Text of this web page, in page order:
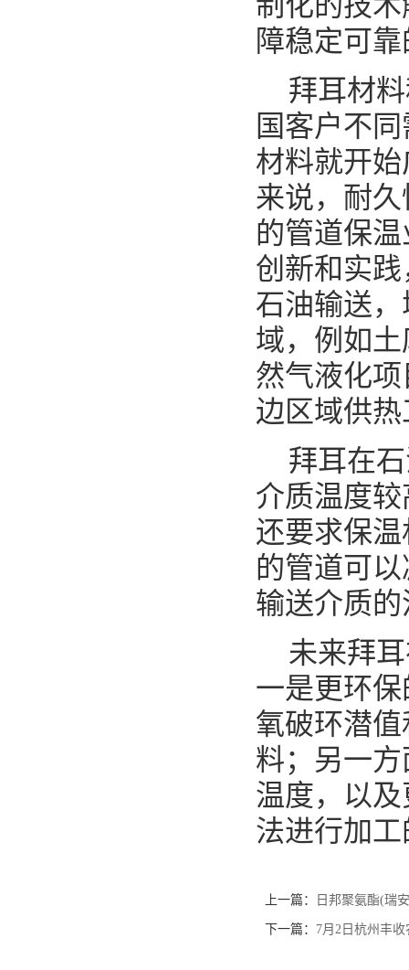
障稳定可
拜耳材料
国客户不
材料就开
来说，耐
的管道保
创新和实
石油输送
域，例如
然气液化
边区域供
拜耳在石
介质温度
还要求保
的管道可
输送介质
未来拜耳
一是更环
氧破环潜
料；另一
温度，以
法进行加
上一篇： 日邦聚氨酯(瑞
下一篇： 7月2日杭州丰